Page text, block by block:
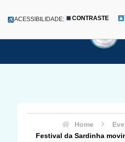
para
ACESSIBILIDADE: CONTRASTE
Home
Festival da Sardinha